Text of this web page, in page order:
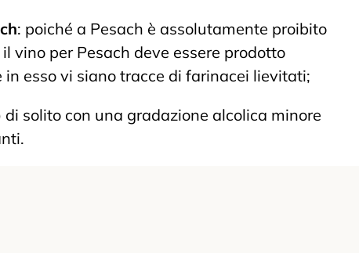
: poiché a Pesach è assolutamente proibito
vino per Pesach deve essere prodotto
esso vi siano tracce di farinacei lievitati;
solito con una gradazione alcolica minore